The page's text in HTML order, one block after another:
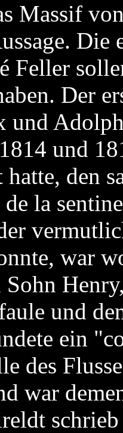
Massif
Feller
Der
und
und
den
la
war
Sohn
und
ein
des
war